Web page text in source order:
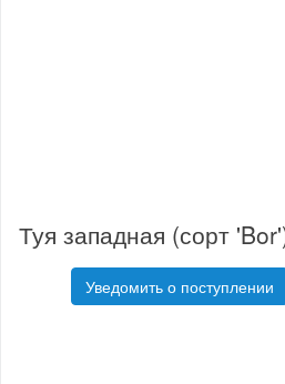
Туя западная (сорт
Уведомить о поступлении